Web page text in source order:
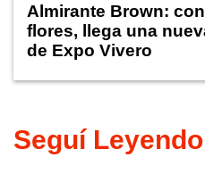
Almirante Brown:
flores, llega una
de Expo Vivero
Seguí Leyendo